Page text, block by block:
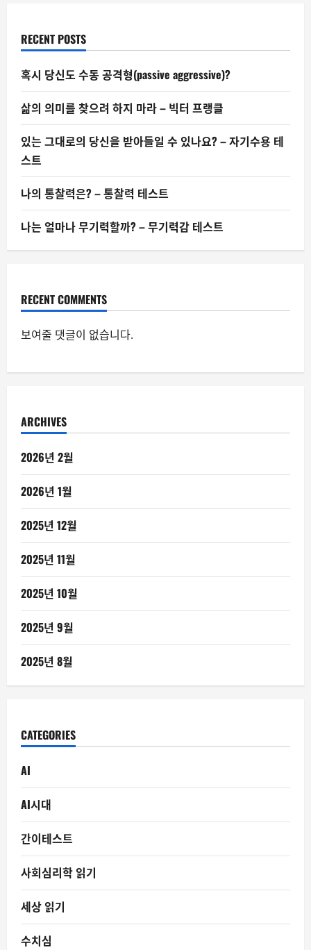
의
위
기
RECENT POSTS
혹시 당신도 수동 공격형(passive aggressive)?
삶의 의미를 찾으려 하지 마라 – 빅터 프랭클
있는 그대로의 당신을 받아들일 수 있나요? – 자기수용 테
스트
나의 통찰력은? – 통찰력 테스트
나는 얼마나 무기력할까? – 무기력감 테스트
RECENT COMMENTS
보여줄 댓글이 없습니다.
ARCHIVES
2026년 2월
2026년 1월
2025년 12월
2025년 11월
2025년 10월
2025년 9월
2025년 8월
CATEGORIES
AI
AI시대
간이테스트
사회심리학 읽기
세상 읽기
수치심